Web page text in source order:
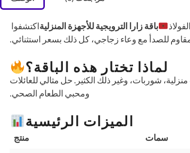
اكتشفواباقة زارا الترويجية للأجهزة المنزلية
للصدأ مع وعاء زجاجي، كل ذلك بسعر استثنائي.
لماذا تختار هذه الباقة؟
شوربات، وغير ذلك الكثير. حل مثالي للعائلات
ومحبي الطعام الصحي.
الميزات الرئيسية
منتج سمات